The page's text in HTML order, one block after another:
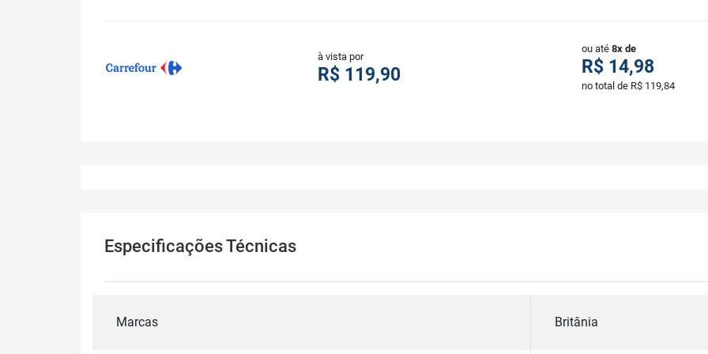
à vista por
R$ 119,90
ou até 8x de
R$ 14,98
no total de R$ 119,84
Especificações Técnicas
Marcas Britânia